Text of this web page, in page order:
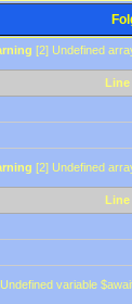
[2] Undefined
Line
[2] Undefined
Line
variable